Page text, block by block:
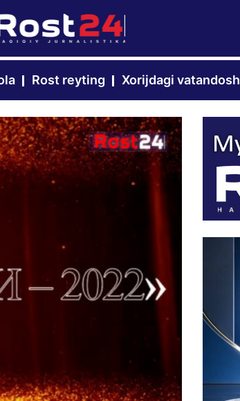
Rost reyting Xorijdagi vatandosh